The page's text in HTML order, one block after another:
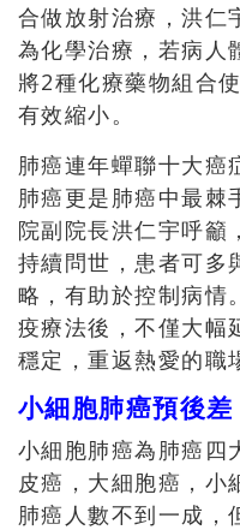
合做放射治療，洪仁
為化學治療，若病人
將2種化療藥物組合
有效縮小。
肺癌連年蟬聯十大癌
肺癌更是肺癌中最棘
院副院長洪仁宇呼籲
持續問世，患者可多
略，有助於控制病情
疫療法後，不僅大幅
穩定，重返熱愛的職
小細胞肺癌預後
小細胞肺癌為肺癌四
皮癌，大細胞癌，小
肺癌人數不到一成，